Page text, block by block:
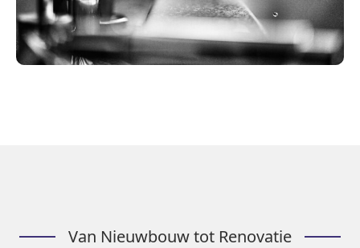
Van Nieuwbouw tot Renovatie